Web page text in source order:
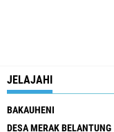
JELAJAHI
BAKAUHENI
DESA MERAK BELANTUNG